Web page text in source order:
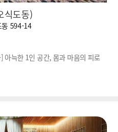
식도동)
동 594-14
늑한 1인 공간, 몸과 마음의 피로